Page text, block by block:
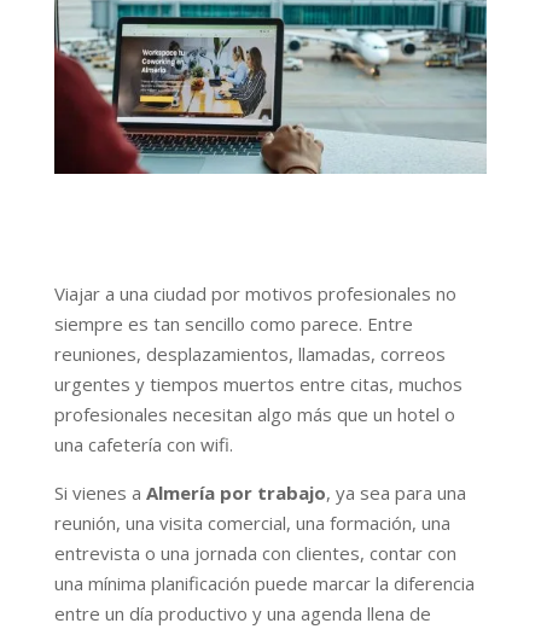
Viajar a una ciudad por motivos profesionales no
siempre es tan sencillo como parece. Entre
reuniones, desplazamientos, llamadas, correos
urgentes y tiempos muertos entre citas, muchos
profesionales necesitan algo más que un hotel o
una cafetería con wifi.
Si vienes a Almería por trabajo, ya sea para una
reunión, una visita comercial, una formación, una
entrevista o una jornada con clientes, contar con
una mínima planificación puede marcar la diferencia
entre un día productivo y una agenda llena de